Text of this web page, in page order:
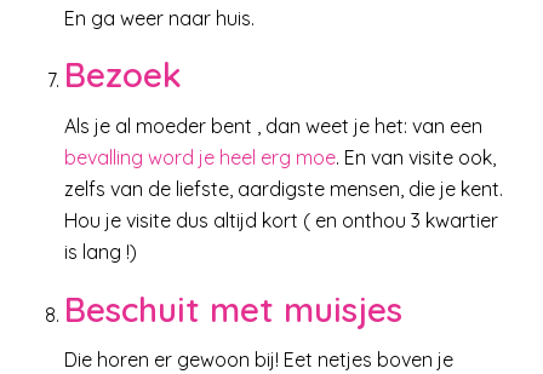
En ga weer naar huis.
Bezoek
Als je al moeder bent , dan weet je het: van een
bevalling word je heel erg moe. En van visite ook,
zelfs van de liefste, aardigste mensen, die je kent.
Hou je visite dus altijd kort ( en onthou 3 kwartier
is lang !)
Beschuit met muisjes
Die horen er gewoon bij! Eet netjes boven je